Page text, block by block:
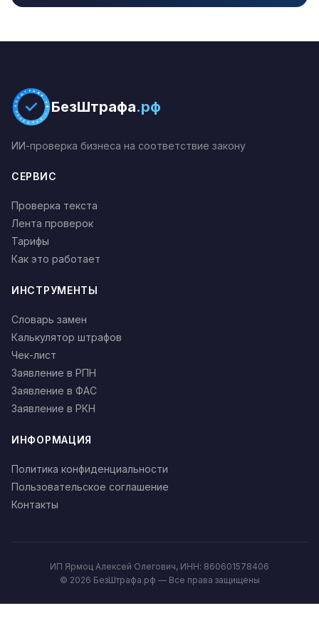
БЕЗШТРАФА.РФ * ПРОВЕРЕНО *БезШтрафа.рф
ИИ-проверка бизнеса на соответствие закону
СЕРВИС
Проверка текста
Лента проверок
Тарифы
Как это работает
ИНСТРУМЕНТЫ
Словарь замен
Калькулятор штрафов
Чек-лист
Заявление в РПН
Заявление в ФАС
Заявление в РКН
ИНФОРМАЦИЯ
Политика конфиденциальности
Пользовательское соглашение
Контакты
ИП Ярмоц Алексей Олегович, ИНН: 860601578406
© 2026 БезШтрафа.рф — Все права защищены